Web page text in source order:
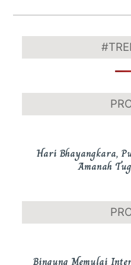
26
Hari Bhayangkara,
Amanah
Bingung Memulai